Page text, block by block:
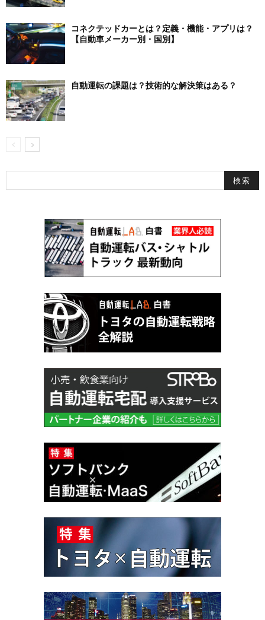
コネクテッドカーとは？定義・機能・アプリは？
【自動車メーカー別・国別】
自動運転の課題は？技術的な解決策はある？